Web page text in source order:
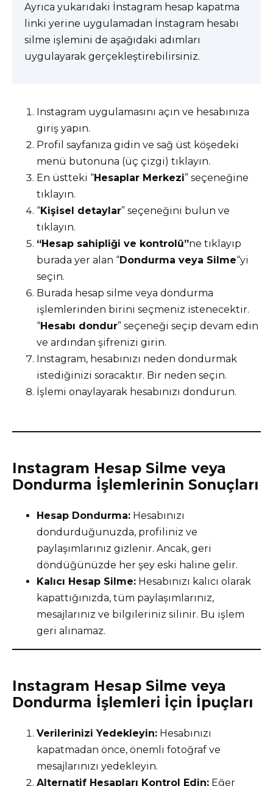
Ayrıca yukarıdaki İnstagram hesap kapatma
linki yerine uygulamadan İnstagram hesabı
silme işlemini de aşağıdaki adımları
uygulayarak gerçekleştirebilirsiniz.
Instagram uygulamasını açın ve hesabınıza
giriş yapın.
Profil sayfanıza gidin ve sağ üst köşedeki
menü butonuna (üç çizgi) tıklayın.
En üstteki “Hesaplar Merkezi” seçeneğine
tıklayın.
“Kişisel detaylar” seçeneğini bulun ve
tıklayın.
“Hesap sahipliği ve kontrolü”ne tıklayıp
burada yer alan “Dondurma veya Silme“yi
seçin.
Burada hesap silme veya dondurma
işlemlerinden birini seçmeniz istenecektir.
“Hesabı dondur” seçeneği seçip devam edin
ve ardından şifrenizi girin.
Instagram, hesabınızı neden dondurmak
istediğinizi soracaktır. Bir neden seçin.
İşlemi onaylayarak hesabınızı dondurun.
Instagram Hesap Silme veya
Dondurma İşlemlerinin Sonuçları
Hesap Dondurma: Hesabınızı
dondurduğunuzda, profiliniz ve
paylaşımlarınız gizlenir. Ancak, geri
döndüğünüzde her şey eski haline gelir.
Kalıcı Hesap Silme: Hesabınızı kalıcı olarak
kapattığınızda, tüm paylaşımlarınız,
mesajlarınız ve bilgileriniz silinir. Bu işlem
geri alınamaz.
Instagram Hesap Silme veya
Dondurma İşlemleri İçin İpuçları
Verilerinizi Yedekleyin: Hesabınızı
kapatmadan önce, önemli fotoğraf ve
mesajlarınızı yedekleyin.
Alternatif Hesapları Kontrol Edin: Eğer